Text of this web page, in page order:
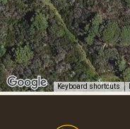
Keyboard shortcuts